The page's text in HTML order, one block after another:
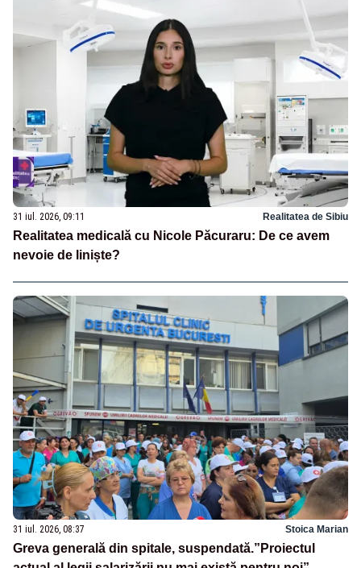
31 iul. 2026, 09:11 Realitatea de Sibiu
Realitatea medicală cu Nicole Păcuraru: De ce avem
nevoie de liniște?
31 iul. 2026, 08:37 Stoica Marian
Greva generală din spitale, suspendată.”Proiectul